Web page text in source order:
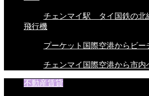
チェンマイ駅 タイ国鉄の北
飛行機
プーケット国際空港からビ
チェンマイ国際空港から市内
不動産賃貸